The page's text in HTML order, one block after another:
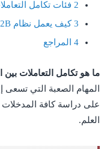
2 فئات تكامل
3كيف يعمل نظام B2B
4 المراجع
ما هو تكامل التعاملات
المهام الصعبة التي
على دراسة كافة
العلم.